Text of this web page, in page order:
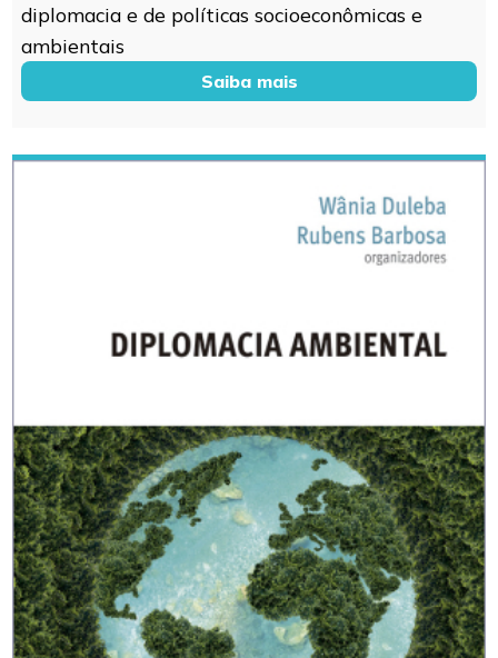
diplomacia e de políticas socioeconômicas e
ambientais
Saiba mais